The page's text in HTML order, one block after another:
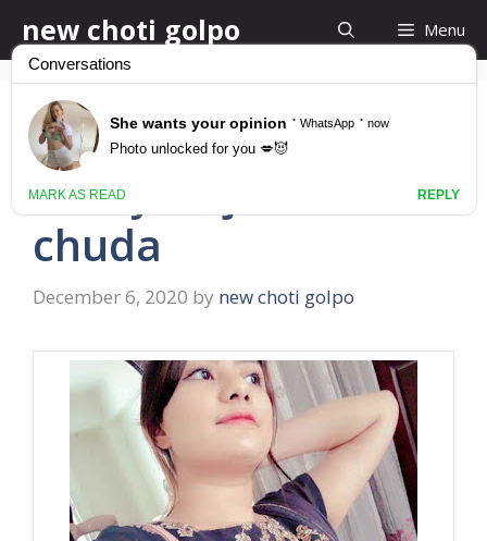
to
content
new choti golpo Menu
অ্যান্টিকে জোর করে চুদা
aunty ke jor kore
chuda
December 6, 2020 by new choti golpo